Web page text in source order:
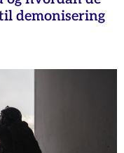
demonisering